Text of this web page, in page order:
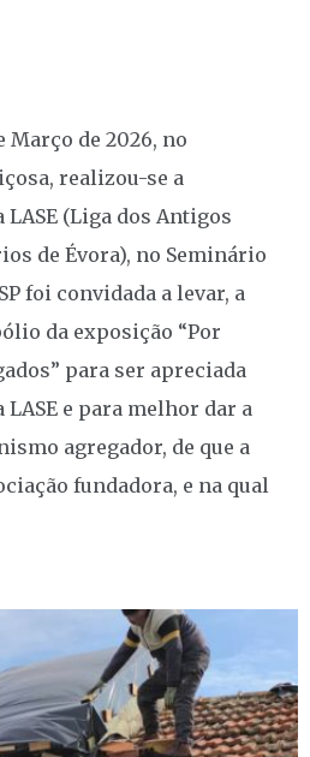
Março de 2026, no
realizou-se a
LASE (Liga dos Antigos
de Évora), no Seminário
foi convidada a levar, a
da exposição “Por
para ser apreciada
e para melhor dar a
agregador, de que a
fundadora, e na qual